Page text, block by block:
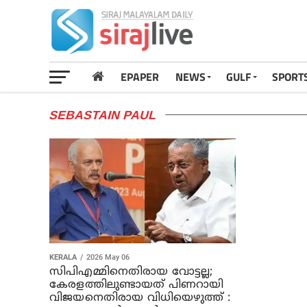
EPAPER NEWS GULF
SEBASTAIN PAUL
KERALA 2026 May 06
സിപിഎമ്മിനെതിരായ വോട്ടല്ല;
കേരളത്തിലുണ്ടായത് പിണറായി
വിജയനെതിരായ വിധിയെഴുത്ത് :